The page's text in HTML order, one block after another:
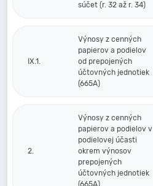
súčet (r. 32 až r. 34)
IX.1.
Výnosy z cenných
papierov a podielov
od prepojených
účtovných jednotiek
(665A)
2.
Výnosy z cenných
papierov a podielov v
podielovej účasti
okrem výnosov
prepojených
účtovných jednotiek
(665A)